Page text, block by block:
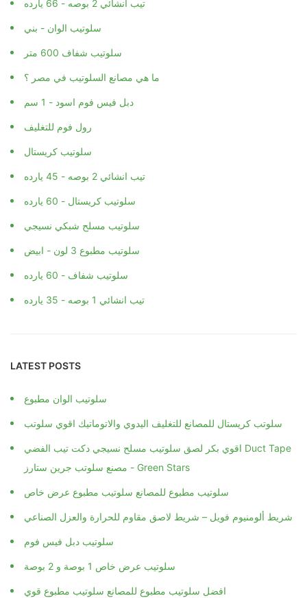
تيب انشائي 2 بوصه - 66 يارده
سلوتيب الوان - بني
سلوتيب شفاف 600 متر
ما هي مصانع السلوتيب في مصر ؟
دبل فيس فوم اسود - 1 سم
رول فوم للتغليف
سلوتيب كريستال
تيب انشائي 2 بوصه - 45 يارده
سلوتيب كريستال - 60 يارده
سلوتيب مسلح شبكي نسيجي
سلوتيب مطبوع 3 لون - ابيض
سلوتيب شفاف - 60 يارده
تيب انشائي 1 بوصه - 35 يارده
LATEST POSTS
سلوتيب الوان مطبوع
سلوتب كريستال للمصانع للتغليف اليدوي والاتوماتيك اقوي سلوتب
اقوي بكر لصق سلوتيب مسلح نسيجي دكت تيب الفضي Duct Tape
مصنع سلوتب جرين ستارز - Green Stars
سلوتيب مطبوع للمصانع سلوتيب مطبوع عرض خاص
شريط ألومنيوم فويل – شريط لاصق مقاوم للحرارة والعزل الصناعي
سلوتيب دبل فيس فوم
سلوتيب عرض خاص 1 بوصة و 2 بوصة
افضل سلوتيب مطبوع للمصانع سلوتيب مطبوع قوي